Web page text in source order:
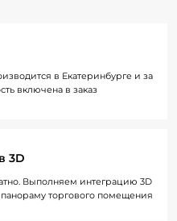
в Екатеринбурге и за
включена в заказ
3D
Выполняем интеграцию 3D
торгового помещения